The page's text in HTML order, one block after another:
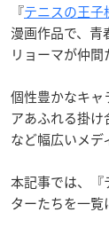
『テニスの王子
漫画作品で、
リョーマが仲間
個性豊かなキャ
アあふれる掛
など幅広いメデ
本記事では、『
ターたちを一覧